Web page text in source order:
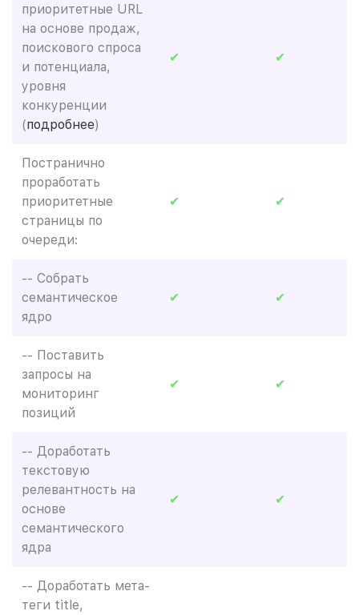
приоритетные URL
на основе продаж,
поискового спроса
и потенциала,
уровня
конкуренции
(подробнее)
✔ ✔
Постранично
проработать
приоритетные
страницы по
очереди:
✔ ✔
-- Собрать
семантическое
ядро
✔ ✔
-- Поставить
запросы на
мониторинг
позиций
✔ ✔
-- Доработать
текстовую
релевантность на
основе
семантического
ядра
✔ ✔
-- Доработать мета-
теги title,